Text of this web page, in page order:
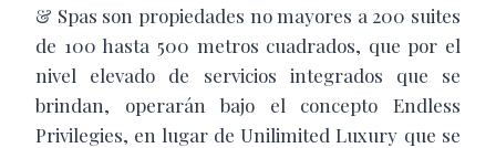
& Spas son propiedades no mayores a 200 suites
de 100 hasta 500 metros cuadrados, que por el
nivel elevado de servicios integrados que se
brindan, operarán bajo el concepto Endless
Privilegies, en lugar de Unilimited Luxury que se